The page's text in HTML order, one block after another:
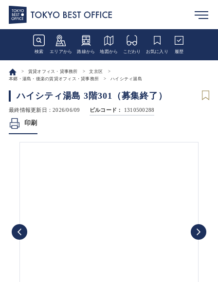
検索 エリアから 路線から 地図から こだわり お気に入り 履歴
賃貸オフィス・貸事務所
文京区
本郷・湯島・後楽の賃貸オフィス・貸事務所
ハイシティ湯島
ハイシティ湯島 3階301（募集終了）
最終情報更新日：2026/06/09 ビルコード： 1310500288
印刷